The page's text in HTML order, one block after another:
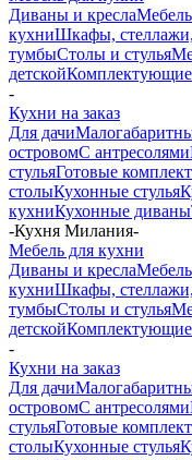
Диваны и кресла
кухниШкафы,
тумбыСтолы и стулья
детскойКомплектующие
-
Кухни на заказ
Для дачи
островомС антресолями
стульяГотовые
столыКухонные стулья
кухниКухонные диваны
-Кухня Милания-
Мебель для кухни
Диваны и кресла
кухниШкафы,
тумбыСтолы и стулья
детскойКомплектующие
-
Кухни на заказ
Для дачи
островомС антресолями
стульяГотовые
столыКухонные стулья